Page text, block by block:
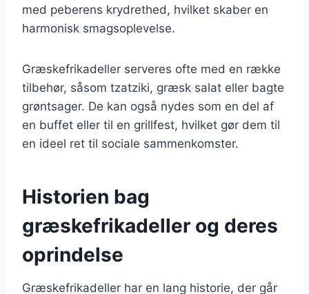
med peberens krydrethed, hvilket skaber en
harmonisk smagsoplevelse.
Græskefrikadeller serveres ofte med en række
tilbehør, såsom tzatziki, græsk salat eller bagte
grøntsager. De kan også nydes som en del af
en buffet eller til en grillfest, hvilket gør dem til
en ideel ret til sociale sammenkomster.
Historien bag
græskefrikadeller og deres
oprindelse
Græskefrikadeller har en lang historie, der går